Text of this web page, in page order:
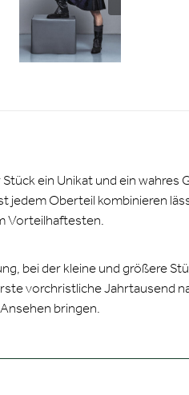
ein Unikat und ein
jedem Oberteil kombinieren
Vorteilhaftesten.
bei der kleine und größere
vorchristliche Jahrtausend
bringen.